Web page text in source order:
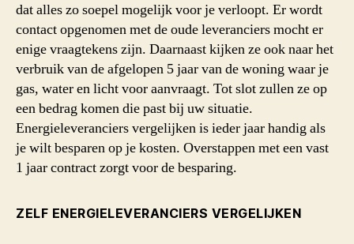
dat alles zo soepel mogelijk voor je verloopt. Er wordt
contact opgenomen met de oude leveranciers mocht er
enige vraagtekens zijn. Daarnaast kijken ze ook naar het
verbruik van de afgelopen 5 jaar van de woning waar je
gas, water en licht voor aanvraagt. Tot slot zullen ze op
een bedrag komen die past bij uw situatie.
Energieleveranciers vergelijken is ieder jaar handig als
je wilt besparen op je kosten. Overstappen met een vast
1 jaar contract zorgt voor de besparing.
ZELF ENERGIELEVERANCIERS VERGELIJKEN